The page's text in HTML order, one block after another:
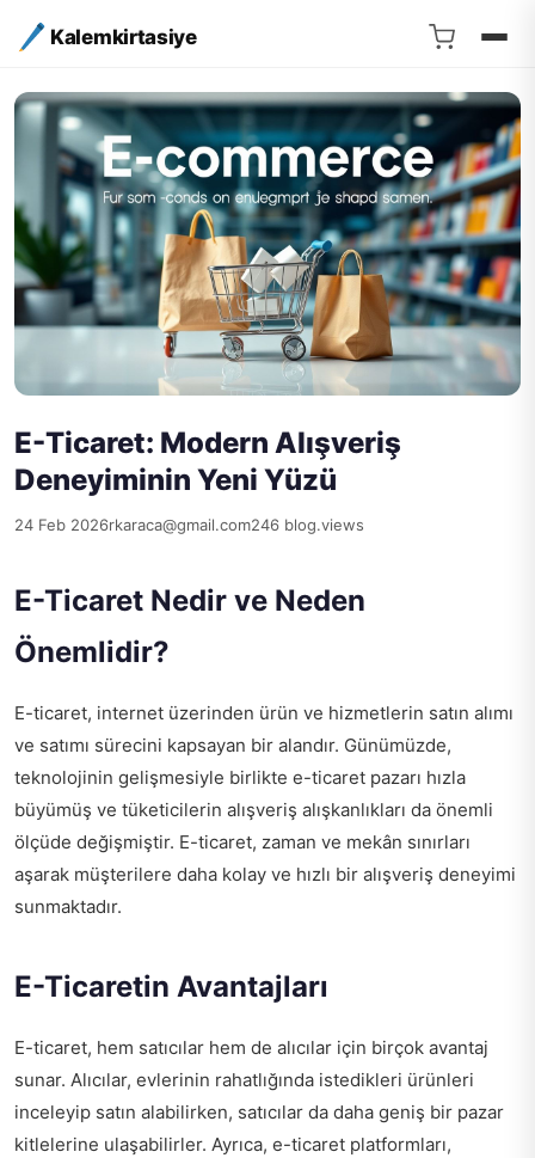
Kalemkirtasiye
E-Ticaret: Modern Alışveriş
Deneyiminin Yeni Yüzü
24 Feb 2026rkaraca@gmail.com246 blog.views
E-Ticaret Nedir ve Neden
Önemlidir?
E-ticaret, internet üzerinden ürün ve hizmetlerin satın alımı
ve satımı sürecini kapsayan bir alandır. Günümüzde,
teknolojinin gelişmesiyle birlikte e-ticaret pazarı hızla
büyümüş ve tüketicilerin alışveriş alışkanlıkları da önemli
ölçüde değişmiştir. E-ticaret, zaman ve mekân sınırları
aşarak müşterilere daha kolay ve hızlı bir alışveriş deneyimi
sunmaktadır.
E-Ticaretin Avantajları
E-ticaret, hem satıcılar hem de alıcılar için birçok avantaj
sunar. Alıcılar, evlerinin rahatlığında istedikleri ürünleri
inceleyip satın alabilirken, satıcılar da daha geniş bir pazar
kitlelerine ulaşabilirler. Ayrıca, e-ticaret platformları,